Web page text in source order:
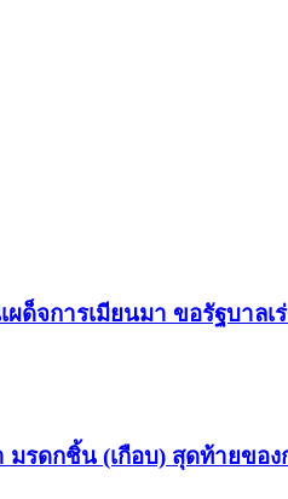
ด็จการเมียนมา ขอรัฐบาลเ
รดกชิ้น (เกือบ) สุดท้ายขอ